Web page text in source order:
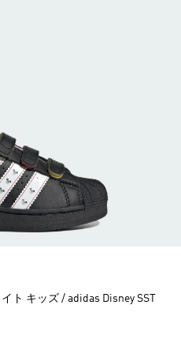
ト キッズ / adidas Disney SST